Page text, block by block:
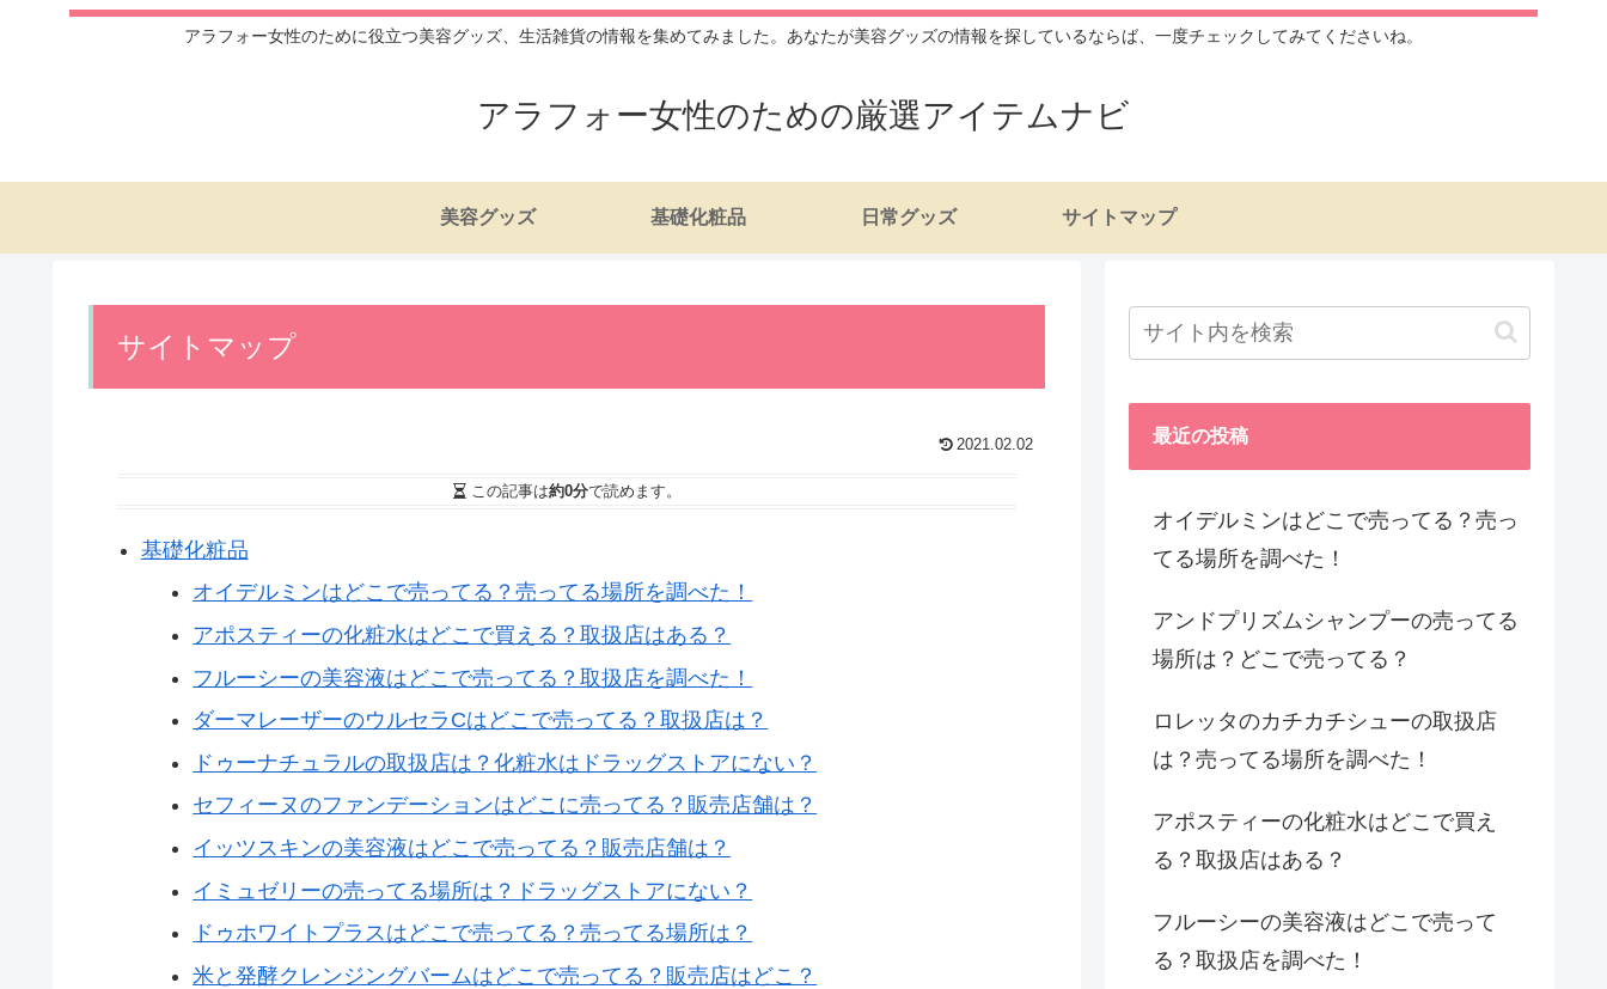
アラフォー女性のために役立つ美容グッズ、生活雑貨の情報を集めてみました。あなたが美容グッズの情報を探しているならば、一度チェックしてみてくださいね。
アラフォー女性のための厳選アイテムナビ
美容グッズ 基礎化粧品 日常グッズ サイトマップ
サイトマップ
2021.02.02
この記事は約0分で読めます。
基礎化粧品
オイデルミンはどこで売ってる？売ってる場所を調べた！
アポスティーの化粧水はどこで買える？取扱店はある？
フルーシーの美容液はどこで売ってる？取扱店を調べた！
ダーマレーザーのウルセラCはどこで売ってる？取扱店は？
ドゥーナチュラルの取扱店は？化粧水はドラッグストアにない？
セフィーヌのファンデーションはどこに売ってる？販売店舗は？
イッツスキンの美容液はどこで売ってる？販売店舗は？
イミュゼリーの売ってる場所は？ドラッグストアにない？
ドゥホワイトプラスはどこで売ってる？売ってる場所は？
米と発酵クレンジングバームはどこで売ってる？販売店はどこ？
最近の投稿
オイデルミンはどこで売ってる？売っ
てる場所を調べた！
アンドプリズムシャンプーの売ってる
場所は？どこで売ってる？
ロレッタのカチカチシューの取扱店
は？売ってる場所を調べた！
アポスティーの化粧水はどこで買え
る？取扱店はある？
フルーシーの美容液はどこで売って
る？取扱店を調べた！